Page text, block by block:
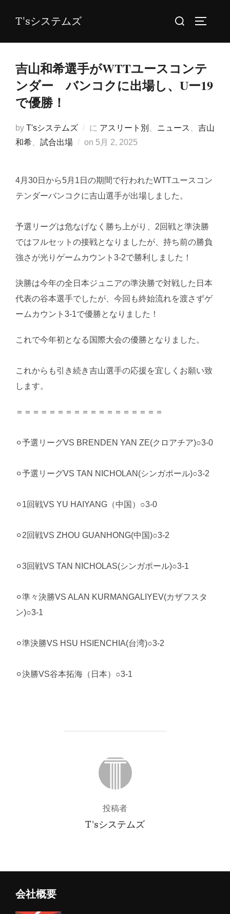
T'sシステムズ
検
対
吉山和希選手がWTTユースコンテ
ンダー バンコクに出場し、Uー19
で優勝！
by T'sシステムズ に アスリート別 ニュース
吉山
和希
試合出場 on 投
5月 2, 2025
4月30日から5月1日の期間で行われたWTTユースコン
テンダーバンコクに吉山選手が出場しました。
予選リーグは危なげなく勝ち上がり、2回戦と準決勝
ではフルセットの接戦となりましたが、持ち前の勝負
強さが光りゲームカウント3-2で勝利しました！
決勝は今年の全日本ジュニアの準決勝で対戦した日本
代表の谷本選手でしたが、今回も終始流れを渡さずゲ
ームカウント3-1で優勝となりました！
これで今年初となる国際大会の優勝となりました。
これからも引き続き吉山選手の応援を宜しくお願い致
します。
＝＝＝＝＝＝＝＝＝＝＝＝＝＝＝＝＝＝
⚪︎予選リーグVS BRENDEN YAN ZE(クロアチア)○3-0
⚪︎予選リーグVS TAN NICHOLAN(シンガポール)○3-2
⚪︎1回戦VS YU HAIYANG（中国）○3-0
⚪︎2回戦VS ZHOU GUANHONG(中国)○3-2
⚪︎3回戦VS TAN NICHOLAS(シンガポール)○3-1
⚪︎準々決勝VS ALAN KURMANGALIYEV(カザフスタ
ン)○3-1
⚪︎準決勝VS HSU HSIENCHIA(台湾)○3-2
⚪︎決勝VS谷本拓海（日本）○3-1
投稿者
投稿者
T'sシステムズ
会社概要